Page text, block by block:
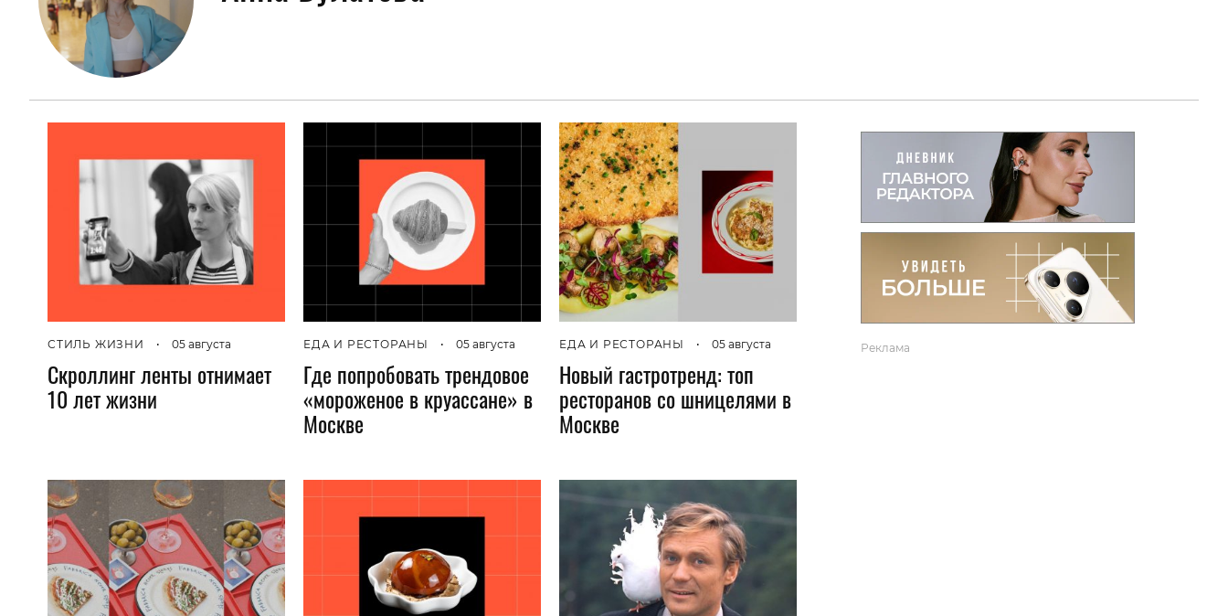
Мнение Редакции
СТИЛЬ ЖИЗНИ • 05 августа
Скроллинг ленты отнимает
10 лет жизни
ЕДА И РЕСТОРАНЫ • 05 августа
Где попробовать трендовое
«мороженое в круассане» в
Москве
ЕДА И РЕСТОРАНЫ • 05 августа
Новый гастротренд: топ
ресторанов со шницелями в
Москве
Реклама